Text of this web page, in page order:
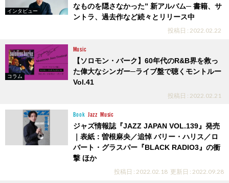
インタビュー
なものを隠さなかった” 新アルバム─ 書籍、サ
ントラ、過去作など続々とリリース中
投稿日 : 2022.02.22
コラム
Music
【ソロモン・バーク】60年代のR&B界を救っ
た偉大なシンガー─ライブ盤で聴くモントルー
Vol.41
投稿日 : 2022.02.21
Book Jazz Music
ジャズ情報誌『JAZZ JAPAN VOL.139』発売
｜表紙：曽根麻央／追悼 バリー・ハリス／ロ
バート・グラスパー『BLACK RADIO3』の衝
撃 ほか
投稿日 : 2022.02.18 更新日 : 2022.09.28